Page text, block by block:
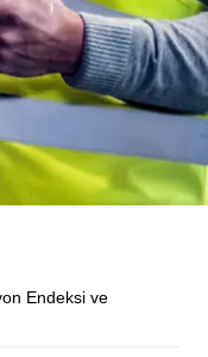
Endeksi ve